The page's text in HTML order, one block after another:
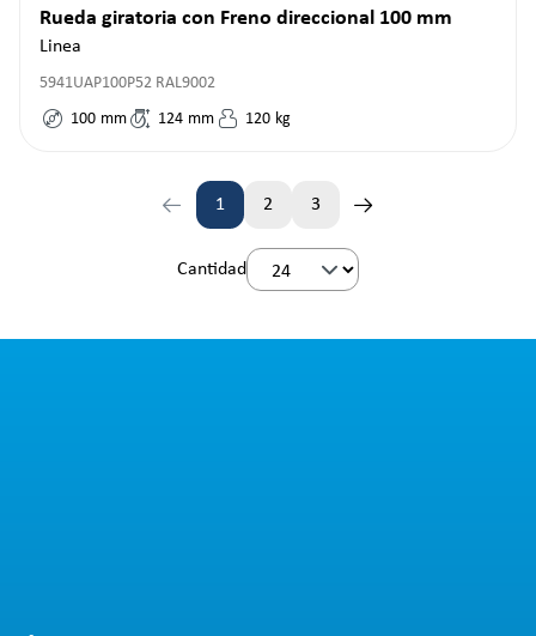
Rueda giratoria con Freno direccional 100 mm
Linea
5941UAP100P52 RAL9002
100 mm 124 mm 120 kg
Página
1 2
Página
3
Cantidad